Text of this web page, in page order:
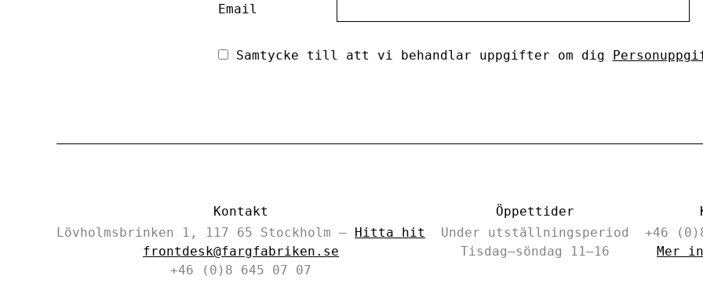
Email
Samtycke till att vi behandlar uppgifter om dig
Kontakt
Lövholmsbrinken 1, 117 65 Stockholm – Hitta hit
frontdesk@fargfabriken.se
+46 (0)8 645 07 07
Öppettider
Under utställningsperiod
Tisdag–söndag 11–16
+46
Mer